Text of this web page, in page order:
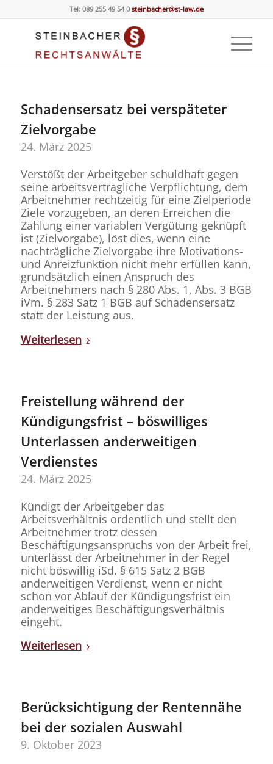
Tel: 089 255 49 54 0steinbacher@st-law.de
Schadensersatz bei verspäteter
Zielvorgabe
24. März 2025
Verstößt der Arbeitgeber schuldhaft gegen
seine arbeitsvertragliche Verpflichtung, dem
Arbeitnehmer rechtzeitig für eine Zielperiode
Ziele vorzugeben, an deren Erreichen die
Zahlung einer variablen Vergütung geknüpft
ist (Zielvorgabe), löst dies, wenn eine
nachträgliche Zielvorgabe ihre Motivations-
und Anreizfunktion nicht mehr erfüllen kann,
grundsätzlich einen Anspruch des
Arbeitnehmers nach § 280 Abs. 1, Abs. 3 BGB
iVm. § 283 Satz 1 BGB auf Schadensersatz
statt der Leistung aus.
Weiterlesen
Freistellung während der
Kündigungsfrist – böswilliges
Unterlassen anderweitigen
Verdienstes
24. März 2025
Kündigt der Arbeitgeber das
Arbeitsverhältnis ordentlich und stellt den
Arbeitnehmer trotz dessen
Beschäftigungsanspruchs von der Arbeit frei,
unterlässt der Arbeitnehmer in der Regel
nicht böswillig iSd. § 615 Satz 2 BGB
anderweitigen Verdienst, wenn er nicht
schon vor Ablauf der Kündigungsfrist ein
anderweitiges Beschäftigungsverhältnis
eingeht.
Weiterlesen
Berücksichtigung der Rentennähe
bei der sozialen Auswahl
9. Oktober 2023